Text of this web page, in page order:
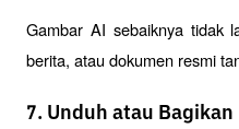
Gambar AI sebaiknya tidak
berita, atau dokumen resmi
7. Unduh atau Bagikan